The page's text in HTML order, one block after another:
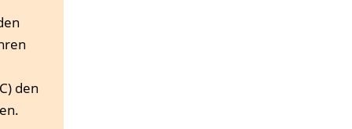
den